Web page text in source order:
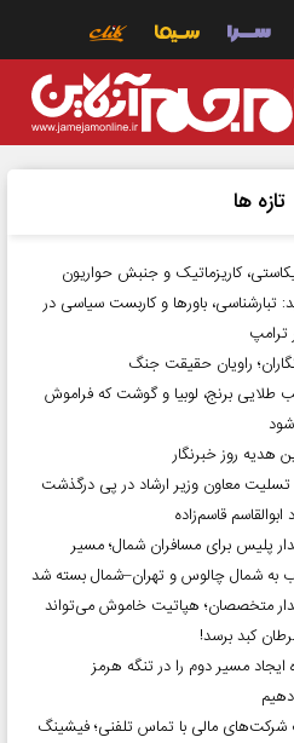
تازه ها
کاریزماتیک و جنبش حواریون
تبارشناسی، باور‌ها و کاربست سیاسی در
راویان حقیقت جنگ
طلایی برنج، لوبیا و گوشت که فراموش
هدیه روز خبرنگار
تسلیت معاون وزیر ارشاد در پی درگذشت
ابوالقاسم قاسم‌زاده
پلیس برای مسافران شمال؛ مسیر
به شمال چالوس و تهران–شمال بسته شد
متخصصان؛ هپاتیت خاموش می‌تواند
کبد برسد!
ایجاد مسیر دوم را در تنگه هرمز
مالی با تماس تلفنی؛ فیشینگ